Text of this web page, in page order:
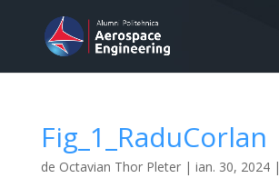
Fig_1_RaduCorlan
de Octavian Thor Pleter| ian. 30, 2024|